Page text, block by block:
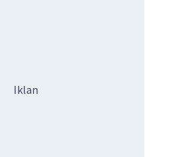
Iklan